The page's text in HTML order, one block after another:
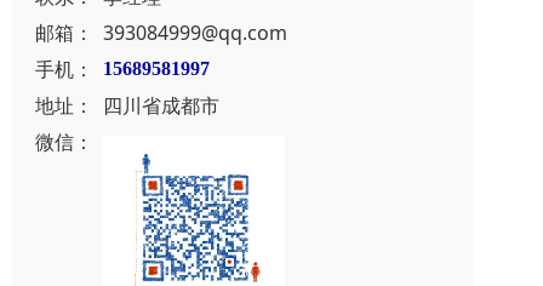
邮箱：
393084999@qq.com
手机：
15689581997
地址：
四川省成都市
微信：